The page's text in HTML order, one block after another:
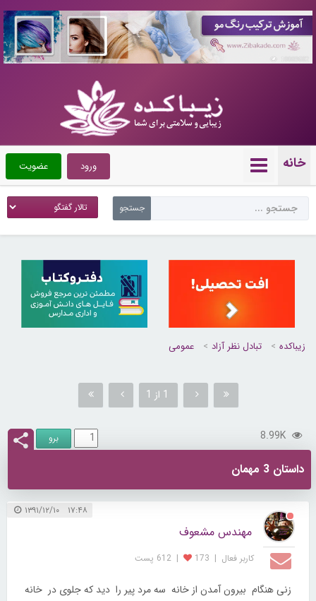
خانه عضویت ورود
زیباکده تبادل نظر آزاد عمومی
1 از 1
8.99K
داستان 3 مهمان
۱۷:۴۸ ۱۳۹۱/۱۲/۱۰
مهندس مشعوف
کاربر فعال |
173
| 612 پست
زنی هنگام بیرون آمدن از خانه سه مرد پیر را دید که جلوى در خانه